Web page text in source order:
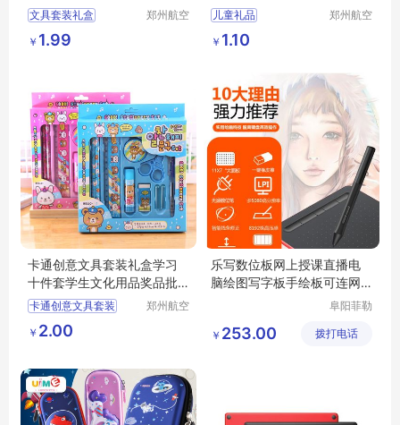
大礼包印字
文具套装礼盒
六一儿童节礼物
幼儿园小学生奖品
郑州航空
￥ 1.99
品笔盒
儿童礼品
学生文具套装
铅笔套盒
郑州航空
￥ 1.10
卡通创意文具套装礼盒学习
十件套学生文化用品奖品批
发
卡通创意文具套装
礼盒学习十件套
学生文化用品奖品批发
郑州航空
￥ 2.00
乐写数位板网上授课直播电
脑绘图写字板手绘板可连网
阜阳菲勒
公司
￥ 253.00 拨打电话